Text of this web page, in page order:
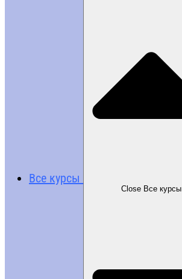
Все курсы
Close Все курсы